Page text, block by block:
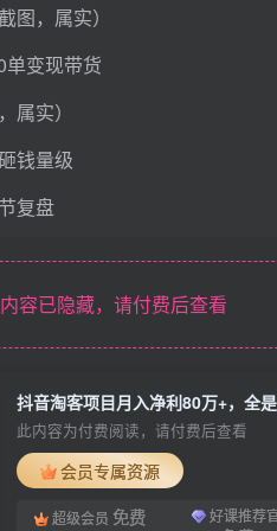
图，属实）
变现带货
属实）
钱量级
复盘
容已隐藏，请付费后查看
抖音淘客项目月入净利80万+，全
此内容为付费阅读，请付费后查看
会员专属资源
超级会员 免费 好课推荐